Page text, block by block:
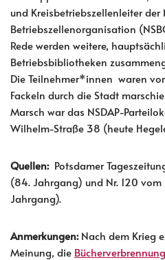
und Kreisbetriebszellenleiter
Betriebszellenorganisation
Rede werden weitere,
Betriebsbibliotheken
Die Teilnehmer*innen waren
Fackeln durch die Stadt
Marsch war das NSDAP-
Wilhelm-Straße 38 (heute
Quellen: Potsdamer
(84. Jahrgang) und Nr. 120
Jahrgang).
Anmerkungen:Nach dem Krieg
Meinung, die